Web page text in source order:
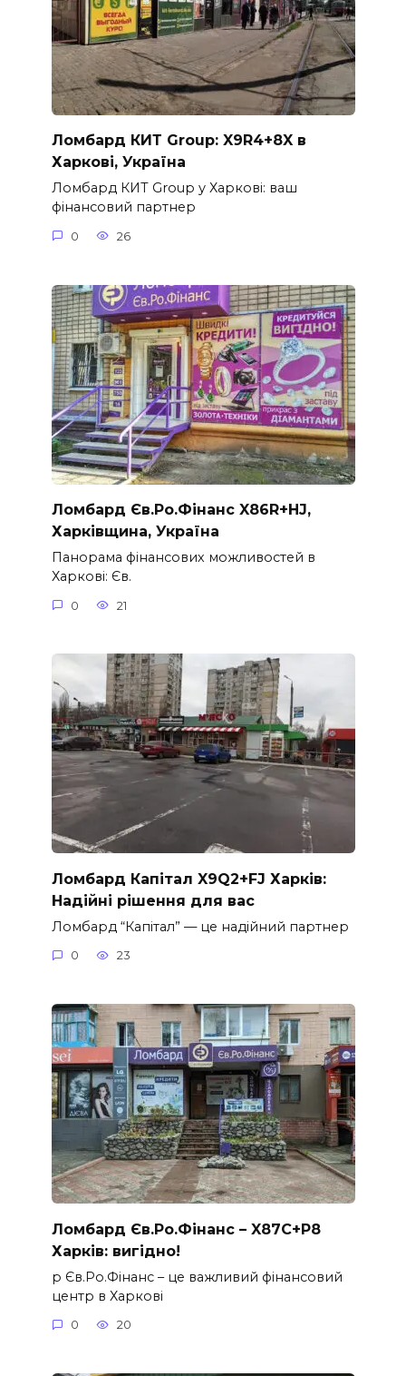
Ломбард КИТ Group: X9R4+8X в
Харкові, Україна
Ломбард КИТ Group у Харкові: ваш
фінансовий партнер
0 26
Ломбард Єв.Ро.Фінанс X86R+HJ,
Харківщина, Україна
Панорама фінансових можливостей в
Харкові: Єв.
0 21
Ломбард Капітал X9Q2+FJ Харків:
Надійні рішення для вас
Ломбард “Капітал” — це надійний партнер
0 23
Ломбард Єв.Ро.Фінанс – X87C+P8
Харків: вигідно!
p Єв.Ро.Фінанс – це важливий фінансовий
центр в Харкові
0 20